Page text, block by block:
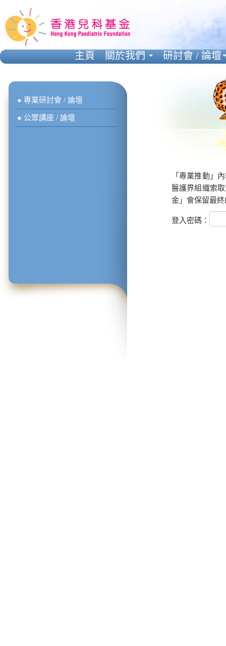
● 專業研討會 / 論壇
● 公眾講座 / 論壇
「專業推動」
醫護界組織索
金」會保留最
登入密碼：
主頁 關於我們 研討會 / 論壇